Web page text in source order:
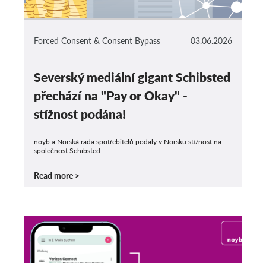
03.06.2026
Forced Consent & Consent Bypass
Severský mediální gigant Schibsted
přechází na "Pay or Okay" -
stížnost podána!
noyb a Norská rada spotřebitelů podaly v Norsku stížnost na
společnost Schibsted
Read more